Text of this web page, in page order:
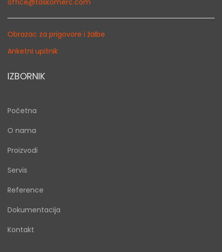
office@taskomerc.com
Obrazac za prigovore i žalbe
Anketni upitnik
IZBORNIK
Početna
O nama
Proizvodi
Servis
Reference
Dokumentacija
Kontakt